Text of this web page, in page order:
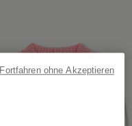
Fortfahren ohne Akzeptieren